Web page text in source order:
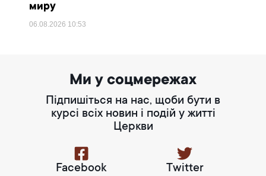
миру
06.08.2026 10:53
Ми у соцмережах
Підпишіться на нас, щоби бути в
курсі всіх новин і подій у житті
Церкви
Facebook Twitter